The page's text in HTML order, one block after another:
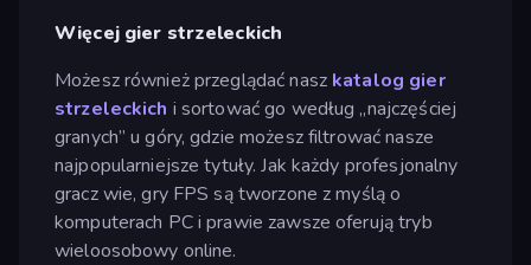
Więcej gier strzeleckich
Możesz również przeglądać nasz katalog gier
strzeleckich i sortować go według „najczęściej
granych” u góry, gdzie możesz filtrować nasze
najpopularniejsze tytuły. Jak każdy profesjonalny
gracz wie, gry FPS są tworzone z myślą o
komputerach PC i prawie zawsze oferują tryb
wieloosobowy online.